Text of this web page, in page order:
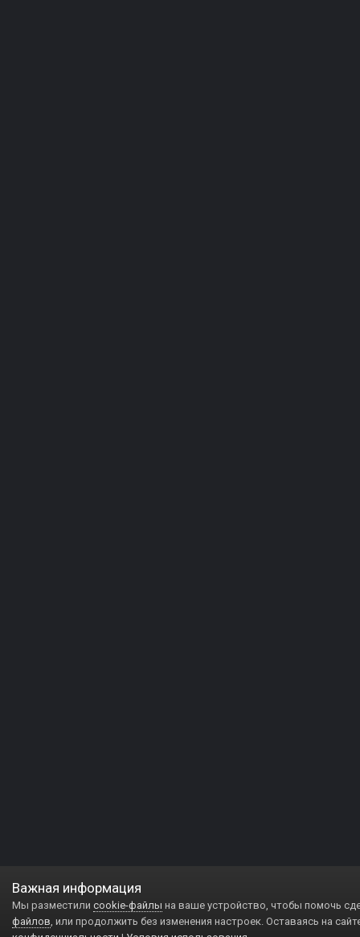
Важная информация
Мы разместили cookie-файлы на ваше устройство, чтобы помочь
файлов, или продолжить без изменения настроек. Оставаясь на